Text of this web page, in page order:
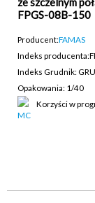
FPGS-08B-150
Producent:FAMAS
Indeks producenta:
Indeks Grudnik:
Opakowania: 1/40
Korzyści w